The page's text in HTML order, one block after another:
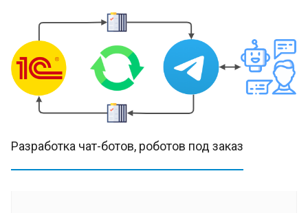
Разработка чат-ботов, роботов под заказ